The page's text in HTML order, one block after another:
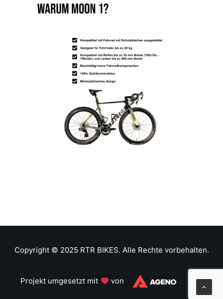
Copyright © 2025 RTR BIKES. Alle Rechte vorbehalten.
Projekt umgesetzt mit von